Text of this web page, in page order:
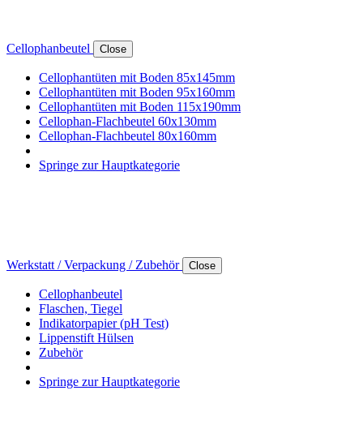
Cellophanbeutel Close
Cellophantüten mit Boden 85x145mm
Cellophantüten mit Boden 95x160mm
Cellophantüten mit Boden 115x190mm
Cellophan-Flachbeutel 60x130mm
Cellophan-Flachbeutel 80x160mm
Springe zur Hauptkategorie
Werkstatt / Verpackung / Zubehör Close
Cellophanbeutel
Flaschen, Tiegel
Indikatorpapier (pH Test)
Lippenstift Hülsen
Zubehör
Springe zur Hauptkategorie